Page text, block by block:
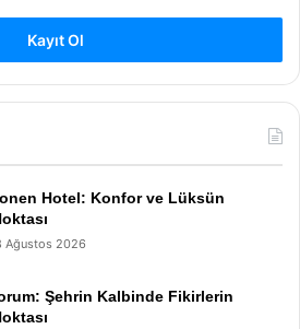
Kayıt Ol
Hotel: Konfor ve Lüksün
Ağustos 2026
Şehrin Kalbinde Fikirlerin